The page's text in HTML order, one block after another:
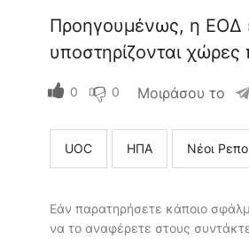
Προηγουμένως, η ΕΟΔ
υποστηρίζονται
0 0 Μοιράσου το
UOC ΗΠΑ Νέοι
Εάν παρατηρήσετε κάποιο
να το αναφέρετε στους